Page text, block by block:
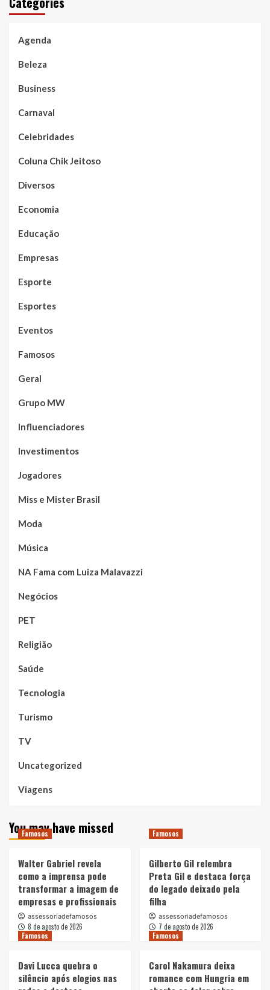
Agenda
Beleza
Business
Carnaval
Celebridades
Coluna Chik Jeitoso
Diversos
Economia
Educação
Empresas
Esporte
Esportes
Eventos
Famosos
Geral
Grupo MW
Influenciadores
Investimentos
Jogadores
Miss e Mister Brasil
Moda
Música
NA Fama com Luiza Malavazzi
Negócios
PET
Religião
Saúde
Tecnologia
Turismo
TV
Uncategorized
Viagens
You may have missed
Famosos
Walter Gabriel revela
como a imprensa pode
transformar a imagem de
empresas e profissionais
assessoriadefamosos
8 de agosto de 2026
Famosos
Gilberto Gil relembra
Preta Gil e destaca força
do legado deixado pela
filha
assessoriadefamosos
7 de agosto de 2026
Famosos
Davi Lucca quebra o
silêncio após elogios nas
Famosos
Carol Nakamura deixa
romance com Hungria em